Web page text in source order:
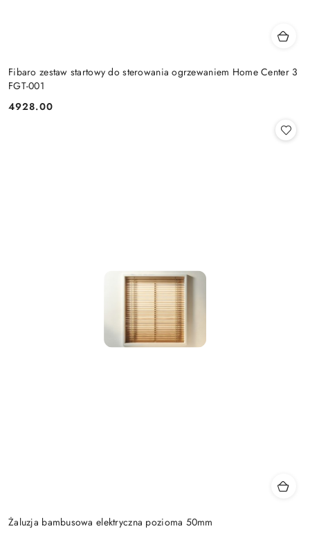
Fibaro zestaw startowy do sterowania ogrzewaniem Home Center 3
FGT-001
Cena:
4928.00
Żaluzja bambusowa elektryczna pozioma 50mm